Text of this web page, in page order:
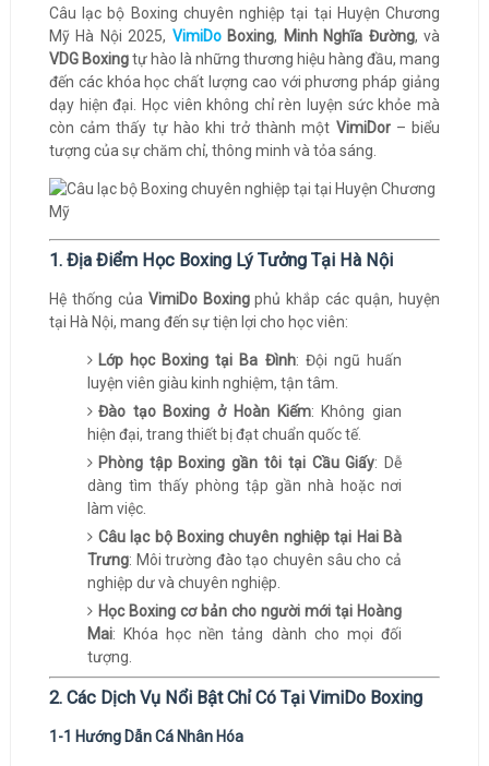
Câu lạc bộ Boxing chuyên nghiệp tại tại Huyện Chương
Mỹ Hà Nội 2025, VimiDoBoxing, Minh Nghĩa Đường, và
VDG Boxingtự hào là những thương hiệu hàng đầu, mang
đến các khóa học chất lượng cao với phương pháp giảng
dạy hiện đại. Học viên không chỉ rèn luyện sức khỏe mà
còn cảm thấy tự hào khi trở thành một VimiDor– biểu
tượng của sự chăm chỉ, thông minh và tỏa sáng.
1. Địa Điểm Học Boxing Lý Tưởng Tại Hà Nội
Hệ thống của VimiDo Boxingphủ khắp các quận, huyện
tại Hà Nội, mang đến sự tiện lợi cho học viên:
Lớp học Boxing tại Ba Đình: Đội ngũ huấn
luyện viên giàu kinh nghiệm, tận tâm.
Đào tạo Boxing ở Hoàn Kiếm: Không gian
hiện đại, trang thiết bị đạt chuẩn quốc tế.
Phòng tập Boxing gần tôi tại Cầu Giấy: Dễ
dàng tìm thấy phòng tập gần nhà hoặc nơi
làm việc.
Câu lạc bộ Boxing chuyên nghiệp tại Hai Bà
Trưng: Môi trường đào tạo chuyên sâu cho cả
nghiệp dư và chuyên nghiệp.
Học Boxing cơ bản cho người mới tại Hoàng
Mai: Khóa học nền tảng dành cho mọi đối
tượng.
2. Các Dịch Vụ Nổi Bật Chỉ Có Tại VimiDo Boxing
1-1 Hướng Dẫn Cá Nhân Hóa